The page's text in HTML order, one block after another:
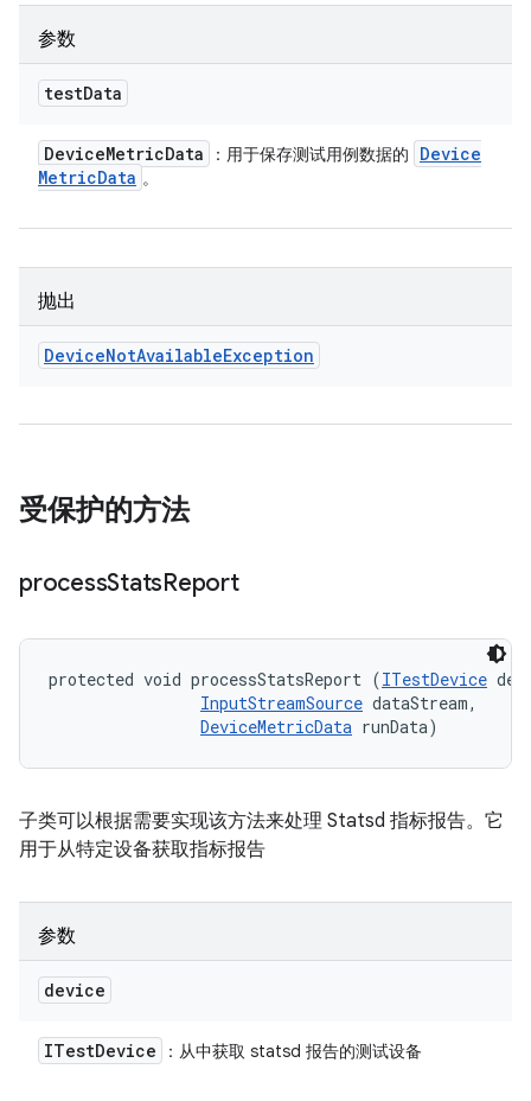
参数
testData
DeviceMetricData ：用于保存测试用例数据的
Device
MetricData 。
抛出
DeviceNotAvailableException
受保护的方法
processStatsReport
protected void processStatsReport (ITestDevice
InputStreamSource dataStream,
DeviceMetricData runData)
子类可以根据需要实现该方法来处理 Statsd 指标报告。它
用于从特定设备获取指标报告
参数
device
ITestDevice ：从中获取 statsd 报告的测试设备